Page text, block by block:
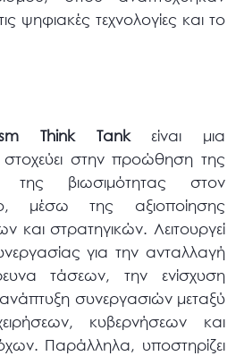
ψηφιακές τεχνολογίες και το
Think Tankείναι μια
στην προώθηση της
της βιωσιμότητας στον
μέσω της αξιοποίησης
και στρατηγικών. Λειτουργεί
για την ανταλλαγή
τάσεων, την ενίσχυση
ανάπτυξη συνεργασιών μεταξύ
κυβερνήσεων και
Παράλληλα, υποστηρίζει